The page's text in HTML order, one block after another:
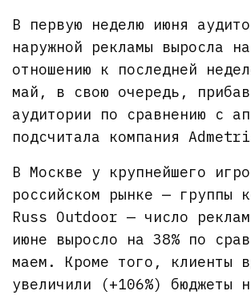
В первую неделю июня
наружной рекламы выросла
отношению к последней
май, в свою очередь,
аудитории по сравнению с
подсчитала компания
В Москве у крупнейшего
российском рынке — группы
Russ Outdoor — число
июне выросло на 38% по
маем. Кроме того, клиенты
увеличили (+106%) бюджеты